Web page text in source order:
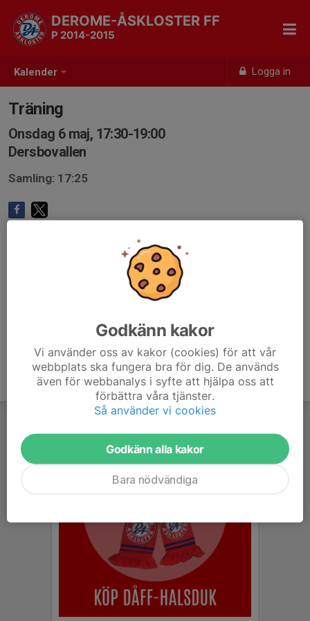
Kalender Logga in
DEROME-ÅSKLOSTER FF
P 2014-2015
Träning
Onsdag 6 maj, 17:30-19:00
Dersbovallen
Samling: 17:25
Godkänn kakor
Vi använder oss av kakor (cookies) för att vår
webbplats ska fungera bra för dig. De används
även för webbanalys i syfte att hjälpa oss att
förbättra våra tjänster.
Så använder vi cookies
Godkänn alla kakor
Bara nödvändiga